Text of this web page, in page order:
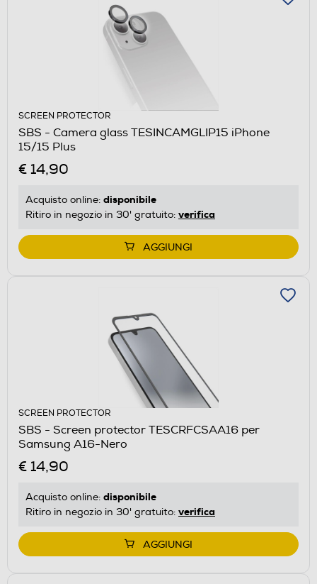
SCREEN PROTECTOR
SBS - Camera glass TESINCAMGLIP15 iPhone
15/15 Plus
€ 14,90
Acquisto online: disponibile
Ritiro in negozio in 30' gratuito: verifica
AGGIUNGI
SCREEN PROTECTOR
SBS - Screen protector TESCRFCSAA16 per
Samsung A16-Nero
€ 14,90
Acquisto online: disponibile
Ritiro in negozio in 30' gratuito: verifica
AGGIUNGI